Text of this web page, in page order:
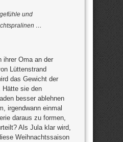
und
…
ihrer Oma an der
Lüttenstrand
das Gewicht der
Hätte sie den
besser ablehnen
irgendwann einmal
daraus zu formen,
Als Jula klar wird,
Weihnachtssaison